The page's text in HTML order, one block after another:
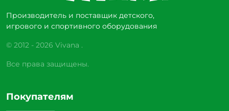
Производитель и поставщик детского,
игрового и спортивного оборудования
© 2012 - 2026 Vivana .
Все права защищены.
Покупателям